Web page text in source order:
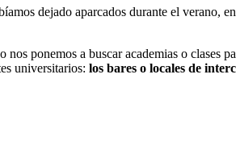
dejado aparcados durante el verano,
nos ponemos a buscar academias o clases
universitarios: los bares o locales de